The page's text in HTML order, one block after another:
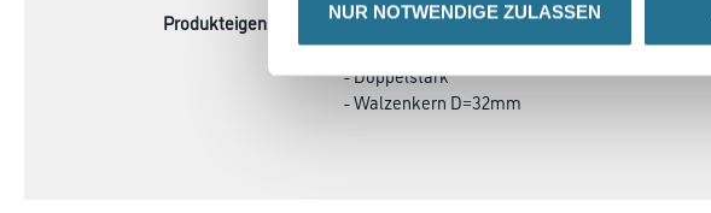
NUR NOTWENDIGE ZULASSEN
Produkteigenschaft
- 100 % Polyamidgarn
- Lösemittelbeständig
- Doppelstark
- Walzenkern D=32mm